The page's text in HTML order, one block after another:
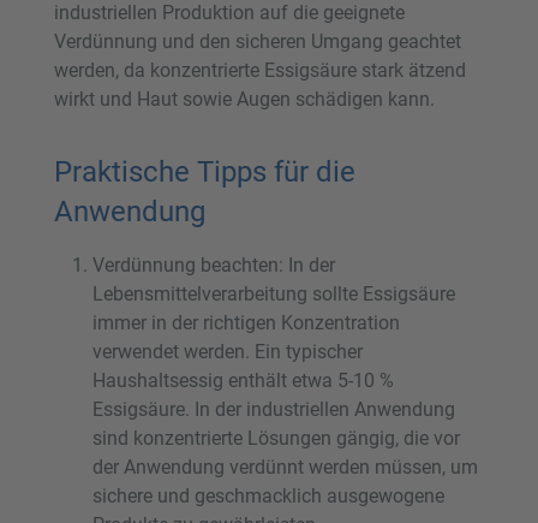
industriellen Produktion auf die geeignete
Verdünnung und den sicheren Umgang geachtet
werden, da konzentrierte Essigsäure stark ätzend
wirkt und Haut sowie Augen schädigen kann.
Praktische Tipps für die
Anwendung
Verdünnung beachten: In der
Lebensmittelverarbeitung sollte Essigsäure
immer in der richtigen Konzentration
verwendet werden. Ein typischer
Haushaltsessig enthält etwa 5-10 %
Essigsäure. In der industriellen Anwendung
sind konzentrierte Lösungen gängig, die vor
der Anwendung verdünnt werden müssen, um
sichere und geschmacklich ausgewogene